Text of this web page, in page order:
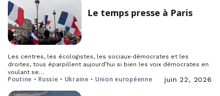
Le temps presse à Paris
Les centres, les écologistes, les sociaux-démocrates et les
droites, tous éparpillent aujourd’hui si bien les voix démocrates en
voulant se…
Poutine • Russie • Ukraine • Union européenne juin 22, 2026